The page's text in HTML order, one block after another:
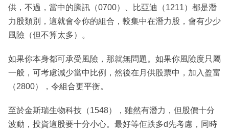
供，不過，當中的騰訊（0700）、比亞迪（1211）都是潛
力股類別，這就會令你的組合，較集中在潛力股，會有少少
風險（但不算太多）。
如果你本身都可承受風險，那就無問題。如果你風險度只屬
一般，可考慮減少當中比例，然後在月供股票中，加入盈富
（2800），令組合更平衡。
至於金斯瑞生物科技（1548），雖然有潛力，但股價十分
波動，投資這股要十分小心。最好等佢跌多d先考慮，同時